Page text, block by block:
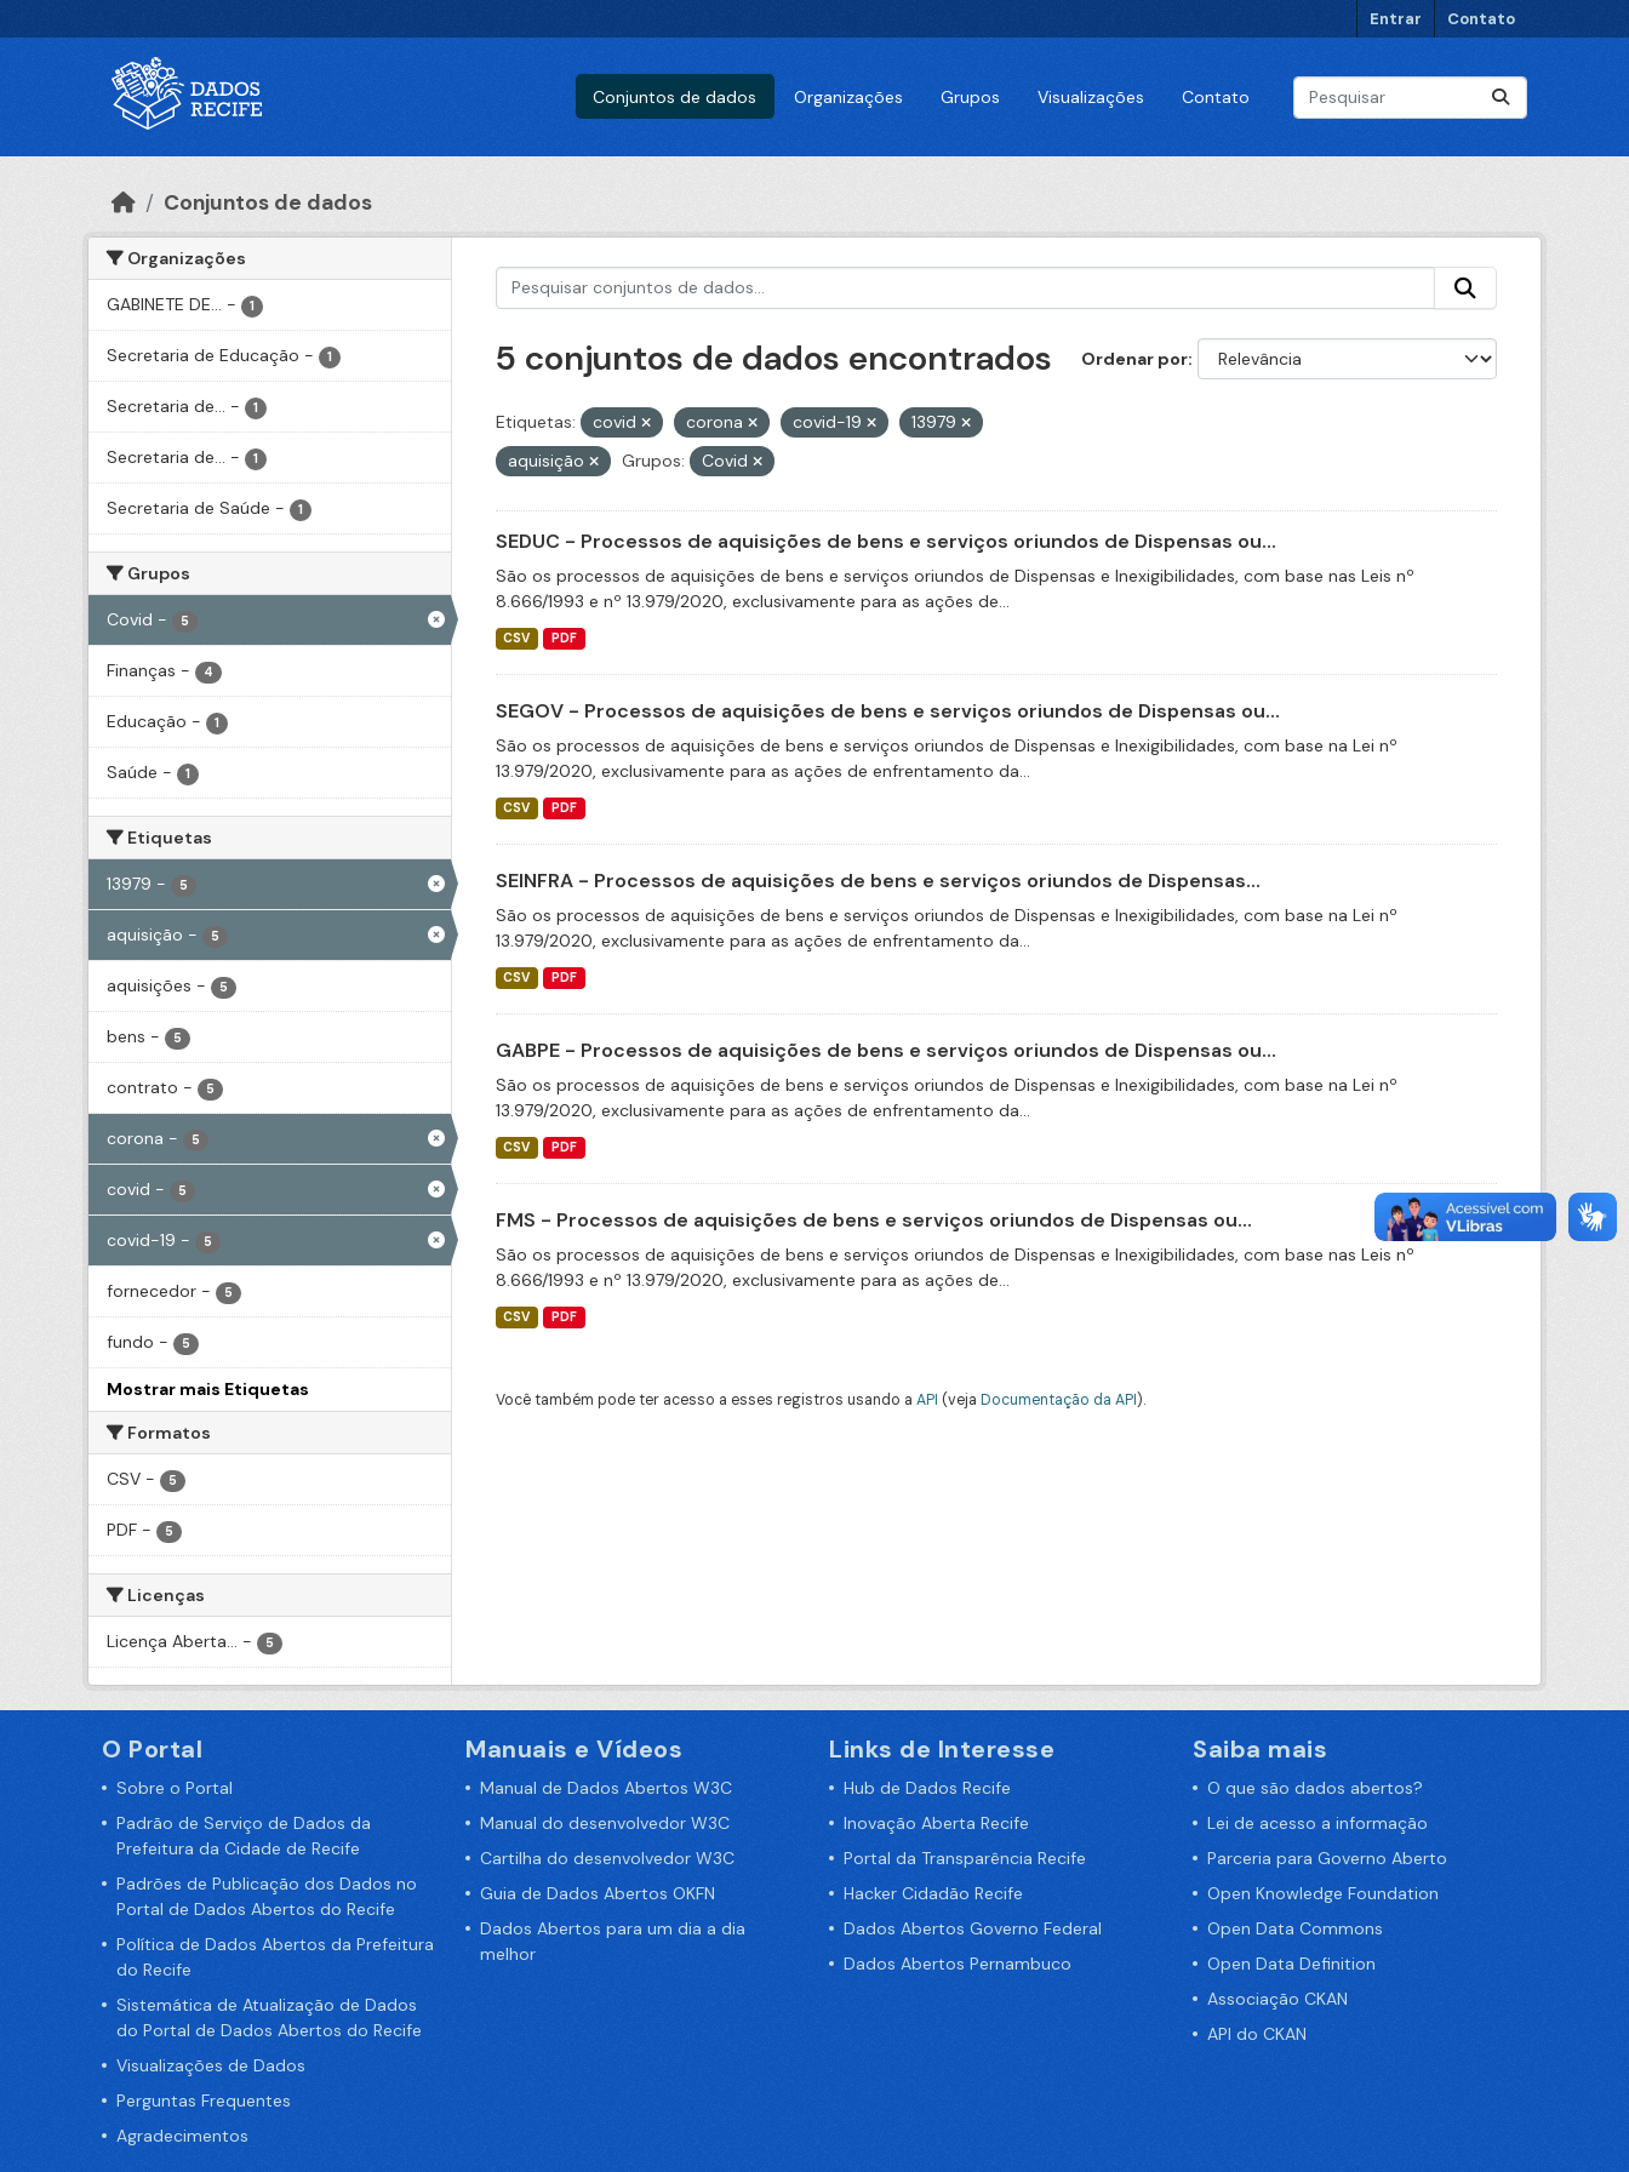
Entrar Contato
Conjuntos de dados Organizações Grupos Visualizações Contato
Conjuntos de dados
Organizações
GABINETE DE... - 1
Secretaria de Educação - 1
Secretaria de... - 1
Secretaria de... - 1
Secretaria de Saúde - 1
Grupos
Covid - 5
Finanças - 4
Educação - 1
Saúde - 1
Etiquetas
13979 - 5
aquisição - 5
aquisições - 5
bens - 5
contrato - 5
corona - 5
covid - 5
covid-19 - 5
fornecedor - 5
fundo - 5
Mostrar mais Etiquetas
Formatos
CSV - 5
PDF - 5
Licenças
Licença Aberta... - 5
Ordenar por
5 conjuntos de dados encontrados
Etiquetas: covid corona covid-19
13979
aquisição
Grupos: Covid
SEDUC - Processos de aquisições de bens e serviços oriundos de Dispensas ou...
São os processos de aquisições de bens e serviços oriundos de Dispensas e Inexigibilidades, com base nas Leis nº
8.666/1993 e nº 13.979/2020, exclusivamente para as ações de...
CSV PDF
SEGOV - Processos de aquisições de bens e serviços oriundos de Dispensas ou...
São os processos de aquisições de bens e serviços oriundos de Dispensas e Inexigibilidades, com base na Lei nº
13.979/2020, exclusivamente para as ações de enfrentamento da...
CSV PDF
SEINFRA - Processos de aquisições de bens e serviços oriundos de Dispensas...
São os processos de aquisições de bens e serviços oriundos de Dispensas e Inexigibilidades, com base na Lei nº
13.979/2020, exclusivamente para as ações de enfrentamento da...
CSV PDF
GABPE - Processos de aquisições de bens e serviços oriundos de Dispensas ou...
São os processos de aquisições de bens e serviços oriundos de Dispensas e Inexigibilidades, com base na Lei nº
13.979/2020, exclusivamente para as ações de enfrentamento da...
CSV PDF
FMS - Processos de aquisições de bens e serviços oriundos de Dispensas ou...
São os processos de aquisições de bens e serviços oriundos de Dispensas e Inexigibilidades, com base nas Leis nº
8.666/1993 e nº 13.979/2020, exclusivamente para as ações de...
CSV PDF
Você também pode ter acesso a esses registros usando a API (veja Documentação da API).
O Portal
Sobre o Portal
Padrão de Serviço de Dados da
Prefeitura da Cidade de Recife
Padrões de Publicação dos Dados no
Portal de Dados Abertos do Recife
Política de Dados Abertos da Prefeitura
do Recife
Sistemática de Atualização de Dados
do Portal de Dados Abertos do Recife
Visualizações de Dados
Perguntas Frequentes
Agradecimentos
Manuais e Vídeos
Manual de Dados Abertos W3C
Manual do desenvolvedor W3C
Cartilha do desenvolvedor W3C
Guia de Dados Abertos OKFN
Dados Abertos para um dia a dia
melhor
Links de Interesse
Hub de Dados Recife
Inovação Aberta Recife
Portal da Transparência Recife
Hacker Cidadão Recife
Dados Abertos Governo Federal
Dados Abertos Pernambuco
Saiba mais
O que são dados abertos?
Lei de acesso a informação
Parceria para Governo Aberto
Open Knowledge Foundation
Open Data Commons
Open Data Definition
Associação CKAN
API do CKAN